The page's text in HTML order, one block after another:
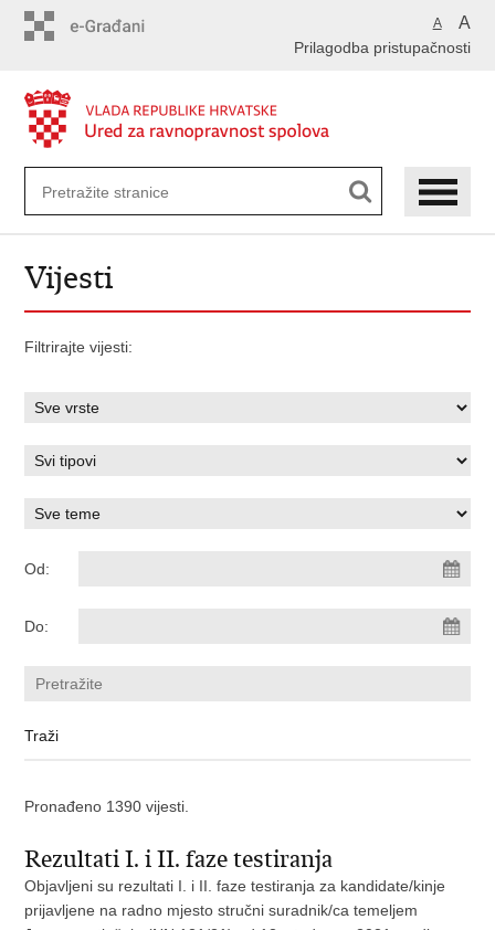
A A
Prilagodba pristupačnosti
Vijesti
Filtrirajte vijesti:
Od:
Do:
Pronađeno 1390 vijesti.
Rezultati I. i II. faze testiranja
Objavljeni su rezultati I. i II. faze testiranja za kandidate/kinje
prijavljene na radno mjesto stručni suradnik/ca temeljem